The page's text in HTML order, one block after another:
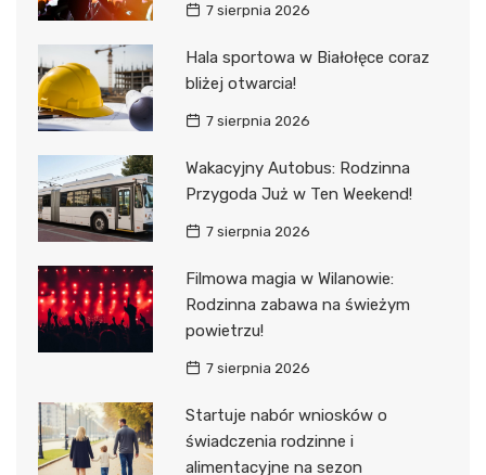
7 sierpnia 2026
Hala sportowa w Białołęce coraz
bliżej otwarcia!
7 sierpnia 2026
Wakacyjny Autobus: Rodzinna
Przygoda Już w Ten Weekend!
7 sierpnia 2026
Filmowa magia w Wilanowie:
Rodzinna zabawa na świeżym
powietrzu!
7 sierpnia 2026
Startuje nabór wniosków o
świadczenia rodzinne i
alimentacyjne na sezon